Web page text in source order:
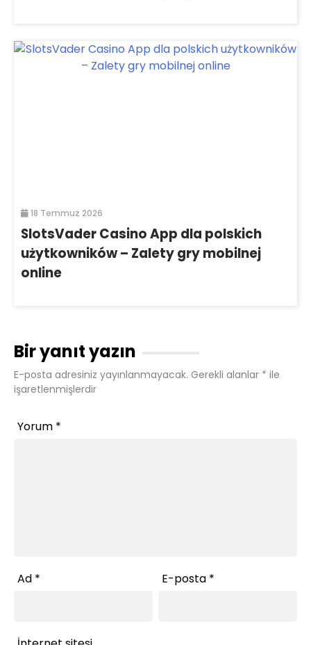
18 Temmuz 2026
SlotsVader Casino App dla polskich
użytkowników – Zalety gry mobilnej
online
Bir yanıt yazın
E-posta adresiniz yayınlanmayacak. Gerekli alanlar * ile
işaretlenmişlerdir
Yorum *
Ad * E-posta *